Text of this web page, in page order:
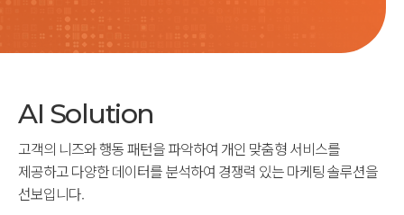
AI Solution
고객의 니즈와 행동 패턴을 파악하여 개인 맞춤형 서비스를
제공하고다양한 데이터를 분석하여 경쟁력 있는 마케팅 솔루션을
선보입니다.